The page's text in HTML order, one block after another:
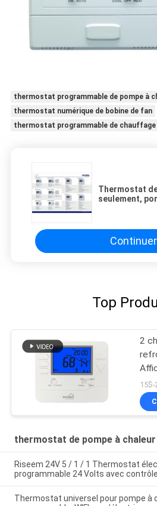
thermostat programmable de pompe à
thermostat numérique de bobine de fan
thermostat programmable de chauffage
Thermostat
seulement,
Continuer
Top
2
thermostat de pompe à chaleur
Riseem 24V 5 / 1 / 1 Thermostat
programmable 24 Volts avec
Thermostat universel pour pompe à